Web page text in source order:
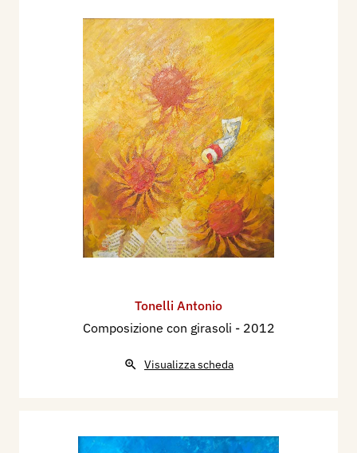
Tonelli Antonio
Composizione con girasoli - 2012
Visualizza scheda